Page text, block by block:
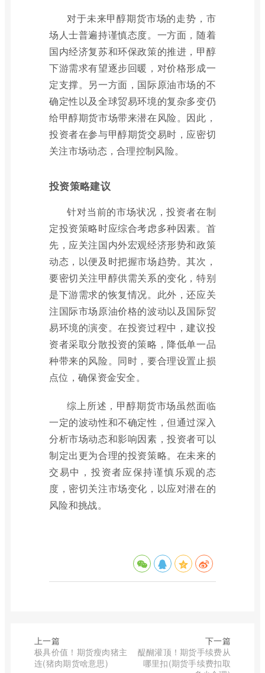
对于未来甲醇期货市场的走势，市
场人士普遍持谨慎态度。一方面，随着
国内经济复苏和环保政策的推进，甲醇
下游需求有望逐步回暖，对价格形成一
定支撑。另一方面，国际原油市场的不
确定性以及全球贸易环境的复杂多变仍
给甲醇期货市场带来潜在风险。因此，
投资者在参与甲醇期货交易时，应密切
关注市场动态，合理控制风险。
投资策略建议
针对当前的市场状况，投资者在制
定投资策略时应综合考虑多种因素。首
先，应关注国内外宏观经济形势和政策
动态，以便及时把握市场趋势。其次，
要密切关注甲醇供需关系的变化，特别
是下游需求的恢复情况。此外，还应关
注国际市场原油价格的波动以及国际贸
易环境的演变。在投资过程中，建议投
资者采取分散投资的策略，降低单一品
种带来的风险。同时，要合理设置止损
点位，确保资金安全。
综上所述，甲醇期货市场虽然面临
一定的波动性和不确定性，但通过深入
分析市场动态和影响因素，投资者可以
制定出更为合理的投资策略。在未来的
交易中，投资者应保持谨慎乐观的态
度，密切关注市场变化，以应对潜在的
风险和挑战。
上一篇
极具价值！期货瘦肉猪主
连(猪肉期货啥意思)
下一篇
醍醐灌顶！期货手续费从
哪里扣(期货手续费扣取